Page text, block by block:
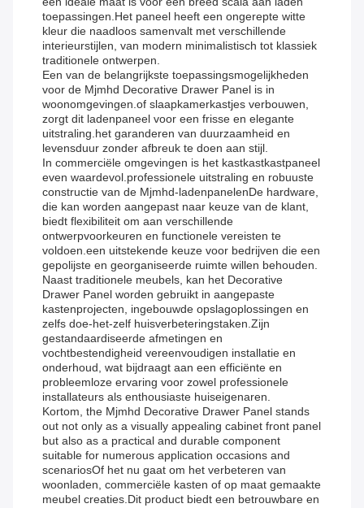
toepassingen.Het paneel heeft een ongerepte witte
kleur die naadloos samenvalt met verschillende
interieurstijlen, van modern minimalistisch tot klassiek
traditionele ontwerpen.
Een van de belangrijkste toepassingsmogelijkheden
voor de Mjmhd Decorative Drawer Panel is in
woonomgevingen.of slaapkamerkastjes verbouwen,
zorgt dit ladenpaneel voor een frisse en elegante
uitstraling.het garanderen van duurzaamheid en
levensduur zonder afbreuk te doen aan stijl.
In commerciële omgevingen is het kastkastkastpaneel
even waardevol.professionele uitstraling en robuuste
constructie van de Mjmhd-ladenpanelenDe hardware,
die kan worden aangepast naar keuze van de klant,
biedt flexibiliteit om aan verschillende
ontwerpvoorkeuren en functionele vereisten te
voldoen.een uitstekende keuze voor bedrijven die een
gepolijste en georganiseerde ruimte willen behouden.
Naast traditionele meubels, kan het Decorative
Drawer Panel worden gebruikt in aangepaste
kastenprojecten, ingebouwde opslagoplossingen en
zelfs doe-het-zelf huisverbeteringstaken.Zijn
gestandaardiseerde afmetingen en
vochtbestendigheid vereenvoudigen installatie en
onderhoud, wat bijdraagt aan een efficiënte en
probleemloze ervaring voor zowel professionele
installateurs als enthousiaste huiseigenaren.
Kortom, the Mjmhd Decorative Drawer Panel stands
out not only as a visually appealing cabinet front panel
but also as a practical and durable component
suitable for numerous application occasions and
scenariosOf het nu gaat om het verbeteren van
woonladen, commerciële kasten of op maat gemaakte
meubel creaties.Dit product biedt een betrouwbare en